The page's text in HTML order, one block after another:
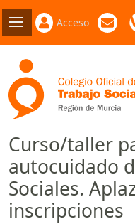
Acceso
Curso/taller
autocuidado
Sociales.
inscripciones